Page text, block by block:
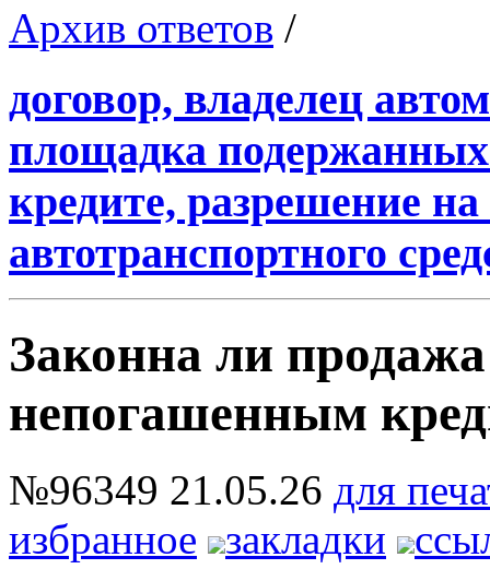
Архив ответов /
договор, владелец
площадка
кредите, разрешение
автотранспортного
Законна ли
непогашенным
№96349 21.05.26 для
избранное
закладки